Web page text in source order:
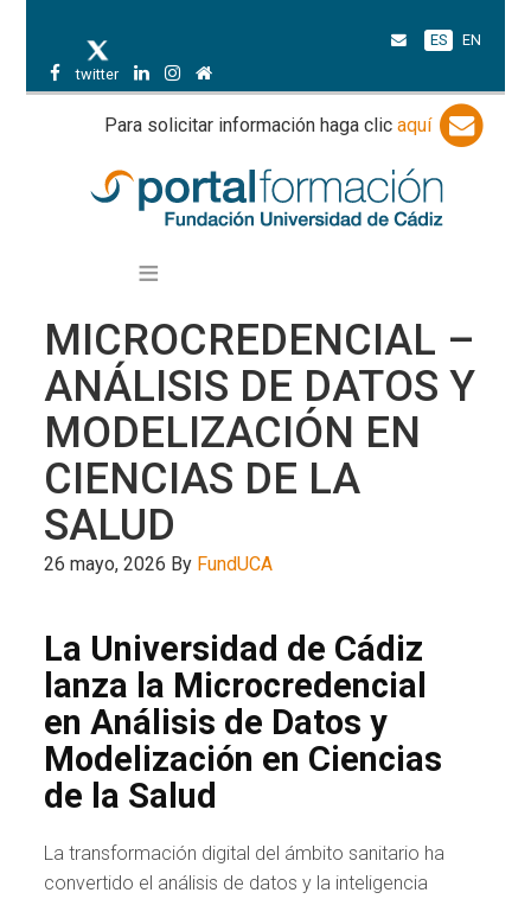
twitter
ES EN
Para solicitar información haga clic aquí
MICROCREDENCIAL –
ANÁLISIS DE DATOS Y
MODELIZACIÓN EN
CIENCIAS DE LA
SALUD
26 mayo, 2026 By FundUCA
La Universidad de Cádiz
lanza la Microcredencial
en Análisis de Datos y
Modelización en Ciencias
de la Salud
La transformación digital del ámbito sanitario ha
convertido el análisis de datos y la inteligencia